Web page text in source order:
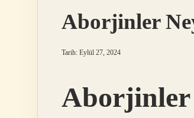
Aborjinler
Tarih: Eylül 27, 2024
Aborjinler